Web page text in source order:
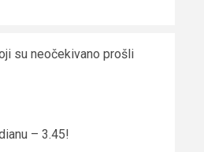
su neočekivano prošli
– 3.45!